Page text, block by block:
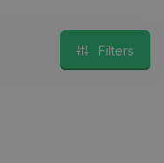
Filters